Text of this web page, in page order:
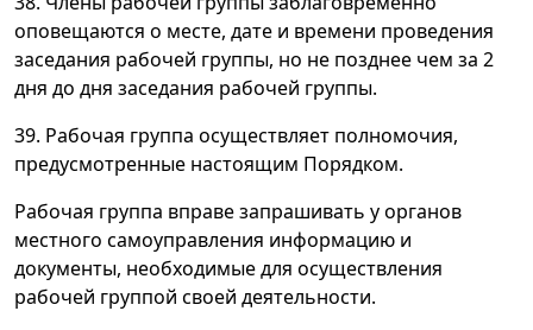
оповещаются о месте, дате и времени проведения
заседания рабочей группы, но не позднее чем за 2
дня до дня заседания рабочей группы.
39. Рабочая группа осуществляет полномочия,
предусмотренные настоящим Порядком.
Рабочая группа вправе запрашивать у органов
местного самоуправления информацию и
документы, необходимые для осуществления
рабочей группой своей деятельности.